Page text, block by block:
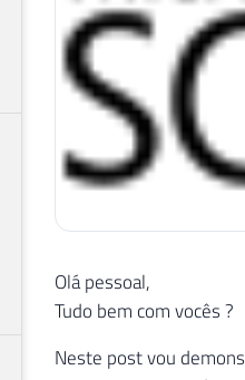
Olá pessoal,
Tudo bem com vocês ?
Neste post vou